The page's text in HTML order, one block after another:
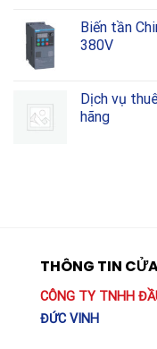
Biến tần
380V
Dịch vụ
hãng
THÔNG TIN
CÔNG TY TNHH
ĐỨC VINH